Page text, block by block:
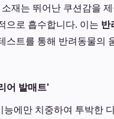
재는 뛰어난 쿠션감을
으로 흡수합니다. 이는 반
스트를 통해 반려동물의
어 발매트'
에만 치중하여 투박한